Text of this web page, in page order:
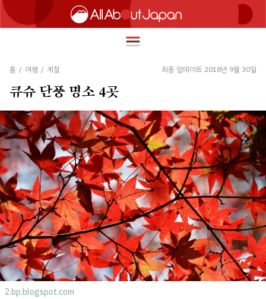
简体中文
繁體中文
ภาษาไทย
한국어
日本語
HOME
여행
푸드
즐길거리
이노베이션
쇼핑
회사소개
홈 / 여행 / 계절 최종 업데이트 2018년 9월 30일
큐슈 단풍 명소 4곳
2.bp.blogspot.com